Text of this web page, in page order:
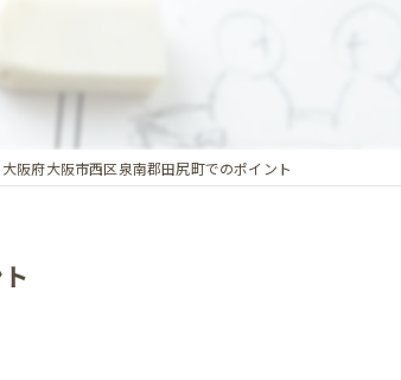
阪府大阪市西区泉南郡田尻町でのポイント